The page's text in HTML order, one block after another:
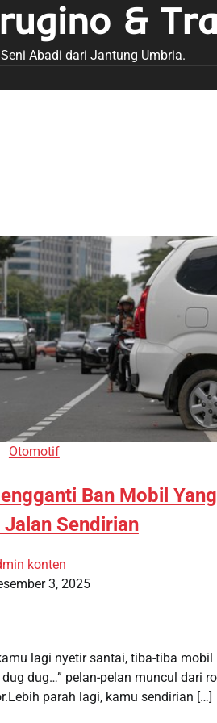
&
Seni Abadi dari Jantung Umbria.
Otomotif
Ban Mobil
Sendirian
konten
3, 2025
lagi nyetir santai, tiba-tiba mobil
dug…” pelan-pelan muncul dari
parah lagi, kamu sendirian […]